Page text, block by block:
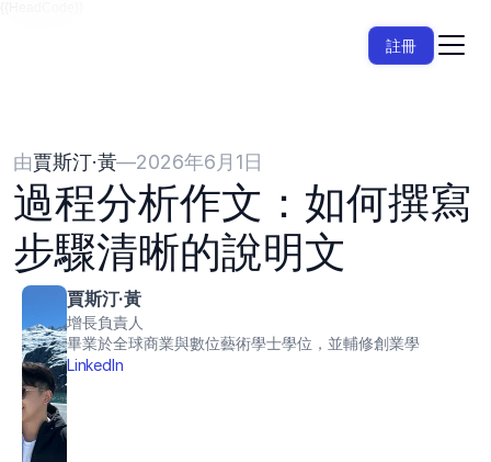
註冊
由賈斯汀·黃—2026年6月1日
過程分析作文：如何撰寫
步驟清晰的說明文
賈斯汀·黃
增長負責人
畢業於全球商業與數位藝術學士學位，並輔修創業學
LinkedIn